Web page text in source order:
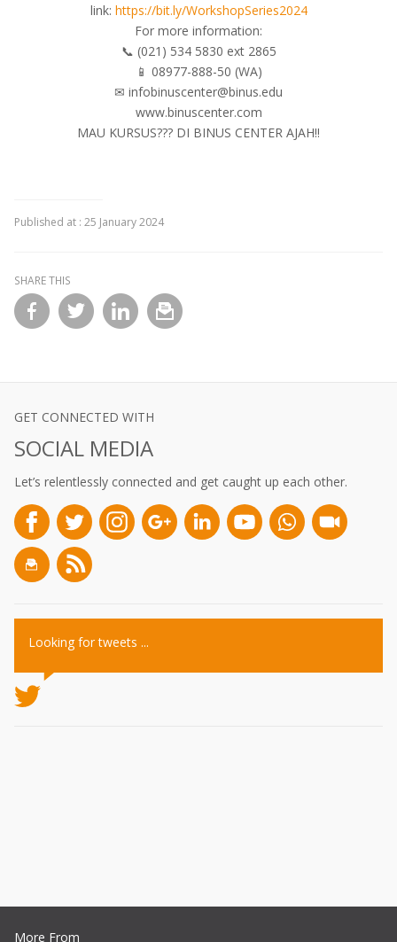
link: https://bit.ly/WorkshopSeries2024
For more information:
📞 (021) 534 5830 ext 2865
📱 08977-888-50 (WA)
✉ infobinuscenter@binus.edu
www.binuscenter.com
MAU KURSUS??? DI BINUS CENTER AJAH!!
Published at : 25 January 2024
SHARE THIS
GET CONNECTED WITH
SOCIAL MEDIA
Let’s relentlessly connected and get caught up each other.
Looking for tweets ...
More From